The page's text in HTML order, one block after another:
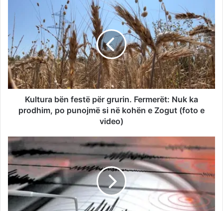
Kultura bën festë për grurin. Fermerët: Nuk ka
prodhim, po punojmë si në kohën e Zogut (foto e
video)